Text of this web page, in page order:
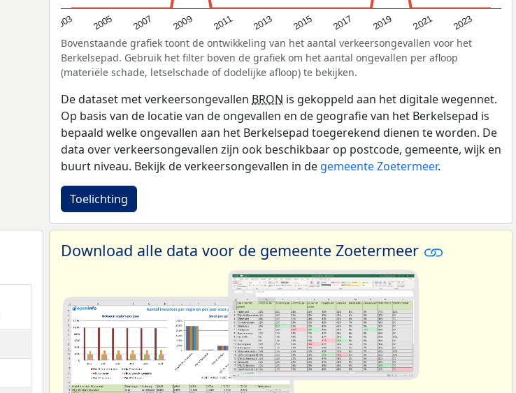
2003 2005 2007 2009 2011 2013 2015 2017 2019 2021 2023
Bovenstaande grafiek toont de ontwikkeling van het aantal verkeersongevallen voor het
Berkelsepad. Gebruik het filter boven de grafiek om het aantal ongevallen per afloop
(materiële schade, letselschade of dodelijke afloop) te bekijken.
De dataset met verkeersongevallen BRON is gekoppeld aan het digitale wegennet.
Op basis van de locatie van de ongevallen en de geografie van het Berkelsepad is
bepaald welke ongevallen aan het Berkelsepad toegerekend dienen te worden. De
data over verkeersongevallen zijn ook beschikbaar op postcode, gemeente, wijk en
buurt niveau. Bekijk de verkeersongevallen in de gemeente Zoetermeer.
Toelichting
Download alle data voor de gemeente Zoetermeer